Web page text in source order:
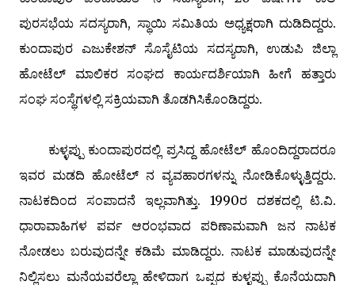
ಪುರಸಭೆಯ ಸದಸ್ಯರಾಗಿ, ಸ್ಥಾಯಿ ಸಮಿತಿಯ ಅಧ್ಯಕ್ಷರಾಗಿ ದುಡಿದಿದ್ದರು.
ಕುಂದಾಪುರ ಎಜುಕೇಶನ್ ಸೊಸೈಟಿಯ ಸದಸ್ಯರಾಗಿ, ಉಡುಪಿ ಜಿಲ್ಲಾ
ಹೋಟೆಲ್ ಮಾಲಿಕರ ಸಂಘದ ಕಾರ್ಯದರ್ಶಿಯಾಗಿ ಹೀಗೆ ಹತ್ತಾರು
ಸಂಘ ಸಂಸ್ಥೆಗಳಲ್ಲಿ ಸಕ್ರಿಯವಾಗಿ ತೊಡಗಿಸಿಕೊಂಡಿದ್ದರು.
ಕುಳ್ಳಪ್ಪು ಕುಂದಾಪುರದಲ್ಲಿ ಪ್ರಸಿದ್ದ ಹೋಟೆಲ್ ಹೊಂದಿದ್ದರಾದರೂ
ಇವರ ಮಡದಿ ಹೋಟೆಲ್ ನ ವ್ಯವಹಾರಗಳನ್ನು ನೋಡಿಕೊಳ್ಳುತ್ತಿದ್ದರು.
ನಾಟಕದಿಂದ ಸಂಪಾದನೆ ಇಲ್ಲವಾಗಿತ್ತು. 1990ರ ದಶಕದಲ್ಲಿ ಟಿ.ವಿ.
ಧಾರಾವಾಹಿಗಳ ಪರ್ವ ಆರಂಭವಾದ ಪರಿಣಾಮವಾಗಿ ಜನ ನಾಟಕ
ನೋಡಲು ಬರುವುದನ್ನೇ ಕಡಿಮೆ ಮಾಡಿದ್ದರು. ನಾಟಕ ಮಾಡುವುದನ್ನೇ
ನಿಲ್ಲಿಸಲು ಮನೆಯವರೆಲ್ಲಾ ಹೇಳಿದಾಗ ಒಪ್ಪದ ಕುಳ್ಳಪ್ಪು ಕೊನೆಯದಾಗಿ